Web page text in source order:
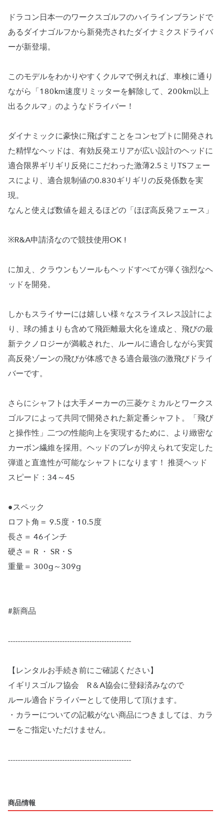
ドラコン日本一のワークスゴルフのハイラインブランドで
あるダイナゴルフから新発売されたダイナミクスドライバ
ーが新登場。
このモデルをわかりやすくクルマで例えれば、車検に通り
ながら「180km速度リミッターを解除して、200km以上
出るクルマ」のようなドライバー！
ダイナミックに豪快に飛ばすことをコンセプトに開発され
た精悍なヘッドは、有効反発エリアが広い設計のヘッドに
適合限界ギリギリ反発にこだわった激薄2.5ミリTSフェー
スにより、適合規制値の0.830ギリギリの反発係数を実
現。
なんと使えば数値を超えるほどの「ほぼ高反発フェース」
※R&A申請済なので競技使用OK !
に加え、クラウンもソールもヘッドすべてが弾く強烈なヘ
ッドを開発。
しかもスライサーには嬉しい様々なスライスレス設計によ
り、球の捕まりも含めて飛距離最大化を達成と、飛びの最
新テクノロジーが満載された、ルールに適合しながら実質
高反発ゾーンの飛びが体感できる適合最強の激飛びドライ
バーです。
さらにシャフトは大手メーカーの三菱ケミカルとワークス
ゴルフによって共同で開発された新定番シャフト。「飛び
と操作性」二つの性能向上を実現するために、より緻密な
カーボン繊維を採用。ヘッドのブレが抑えられて安定した
弾道と直進性が可能なシャフトになります！ 推奨ヘッド
スピード：34～45
●スペック
ロフト角＝ 9.5度・10.5度
長さ＝ 46インチ
硬さ＝ R ・ SR・S
重量＝ 300g～309g
#新商品
--------------------------------------------------
【レンタルお手続き前にご確認ください】
イギリスゴルフ協会 R＆A協会に登録済みなので
ルール適合ドライバーとして使用して頂けます。
・カラーについての記載がない商品につきましては、カラ
ーをご指定いただけません。
--------------------------------------------------
商品情報